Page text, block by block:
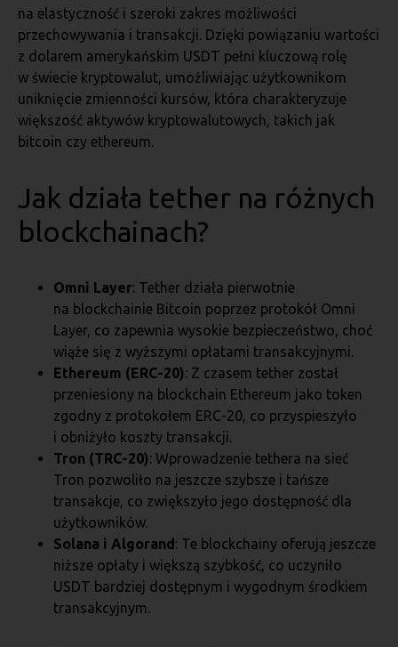
na elastyczność i szeroki zakres możliwości
przechowywania i transakcji. Dzięki powiązaniu wartości
z dolarem amerykańskim USDT pełni kluczową rolę
w świecie kryptowalut, umożliwiając użytkownikom
uniknięcie zmienności kursów, która charakteryzuje
większość aktywów kryptowalutowych, takich jak
bitcoin czy ethereum.
Jak działa tether na różnych
blockchainach?
Omni Layer: Tether działa pierwotnie
na blockchainie Bitcoin poprzez protokół Omni
Layer, co zapewnia wysokie bezpieczeństwo, choć
wiąże się z wyższymi opłatami transakcyjnymi.
Ethereum (ERC-20): Z czasem tether został
przeniesiony na blockchain Ethereum jako token
zgodny z protokołem ERC-20, co przyspieszyło
i obniżyło koszty transakcji.
Tron (TRC-20): Wprowadzenie tethera na sieć
Tron pozwoliło na jeszcze szybsze i tańsze
transakcje, co zwiększyło jego dostępność dla
użytkowników.
Solana i Algorand : Te blockchainy oferują jeszcze
niższe opłaty i większą szybkość, co uczyniło
USDT bardziej dostępnym i wygodnym środkiem
transakcyjnym.